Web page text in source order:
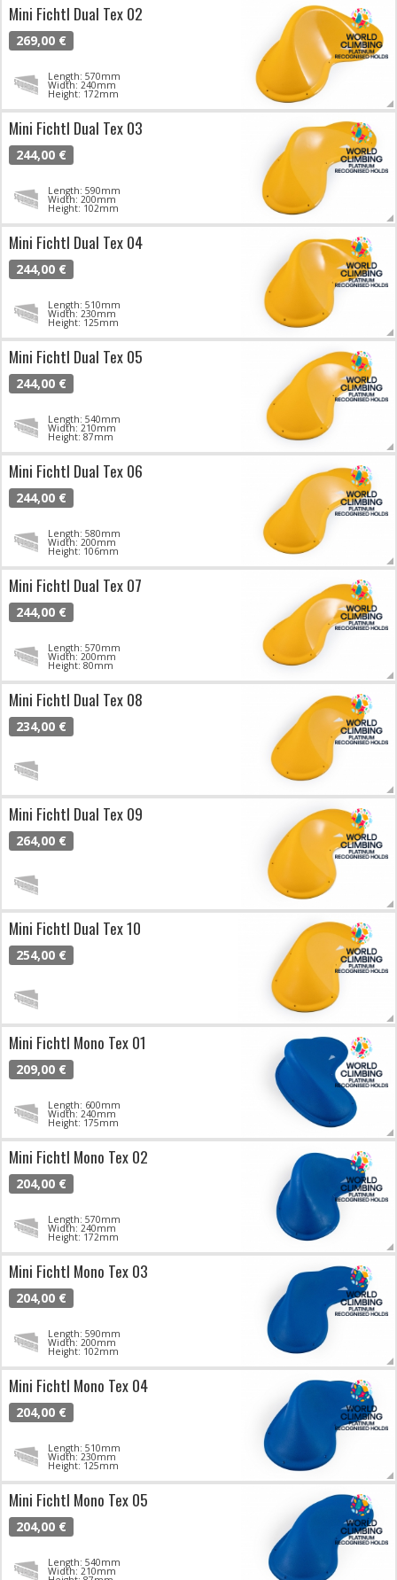
Mini Fichtl Dual Tex 02
269,00 €
Length: 570mm
Width: 240mm
Height: 172mm
Mini Fichtl Dual Tex 03
244,00 €
Length: 590mm
Width: 200mm
Height: 102mm
Mini Fichtl Dual Tex 04
244,00 €
Length: 510mm
Width: 230mm
Height: 125mm
Mini Fichtl Dual Tex 05
244,00 €
Length: 540mm
Width: 210mm
Height: 87mm
Mini Fichtl Dual Tex 06
244,00 €
Length: 580mm
Width: 200mm
Height: 106mm
Mini Fichtl Dual Tex 07
244,00 €
Length: 570mm
Width: 200mm
Height: 80mm
Mini Fichtl Dual Tex 08
234,00 €
Mini Fichtl Dual Tex 09
264,00 €
Mini Fichtl Dual Tex 10
254,00 €
Mini Fichtl Mono Tex 01
209,00 €
Length: 600mm
Width: 240mm
Height: 175mm
Mini Fichtl Mono Tex 02
204,00 €
Length: 570mm
Width: 240mm
Height: 172mm
Mini Fichtl Mono Tex 03
204,00 €
Length: 590mm
Width: 200mm
Height: 102mm
Mini Fichtl Mono Tex 04
204,00 €
Length: 510mm
Width: 230mm
Height: 125mm
Mini Fichtl Mono Tex 05
204,00 €
Length: 540mm
Width: 210mm